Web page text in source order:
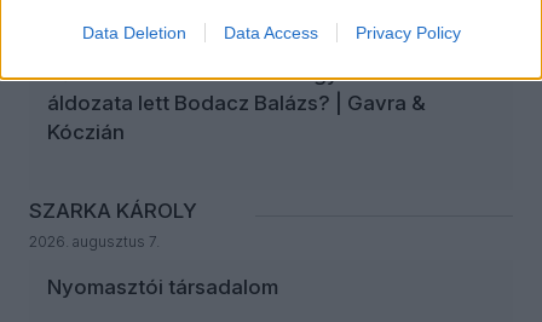
Data Deletion Data Access Privacy Policy
2026. augusztus 8.
Zűrzavar az MTVA-ban: Magyar Péter
áldozata lett Bodacz Balázs? | Gavra &
Kóczián
SZARKA KÁROLY
2026. augusztus 7.
Nyomasztói társadalom